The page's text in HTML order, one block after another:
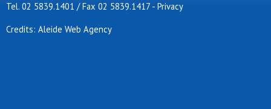
Tel. 02 5839.1401 / Fax 02 5839.1417 - Privacy
Credits: Aleide Web Agency